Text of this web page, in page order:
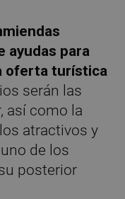
ayudas para
oferta turística
serán las
así como la
atractivos y
de los
posterior